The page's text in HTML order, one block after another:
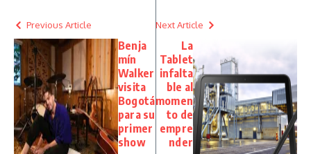
Previous Article
Benja
mín
Walker
visita
Bogotá
para su
primer
show
Next Article
La
Tablet
infalta
ble al
momen
to de
empre
nder